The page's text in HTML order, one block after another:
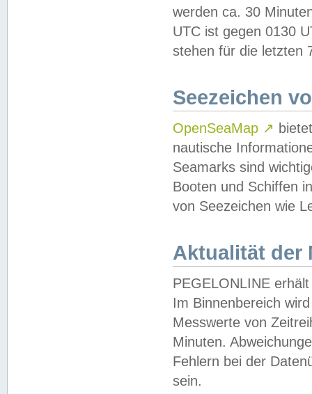
werden ca. 30
UTC ist gegen 0130
stehen für die letzten
Seezeichen
OpenSeaMap ↗
nautische
Seamarks sind
Booten und Schiffen
von Seezeichen wie
Aktualität der
PEGELONLINE
Im Binnenbereich
Messwerte von
Minuten.
Fehlern bei der
sein.